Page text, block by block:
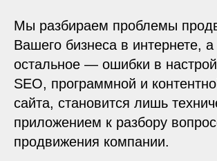
Мы разбираем проблемы
Вашего бизнеса в интернете, а
остальное — ошибки в
SEO, программной и
сайта, становится лишь
приложением к разбору
продвижения компании.